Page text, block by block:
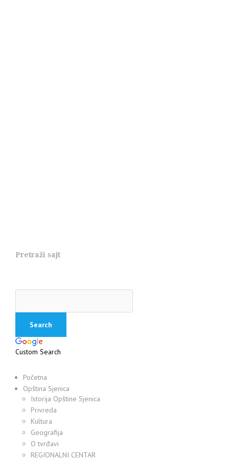
Pretraži sajt
Custom Search
Početna
Opština Sjenica
Istorija Opštine Sjenica
Privreda
Kultura
Geografija
O tvrđavi
REGIONALNI CENTAR